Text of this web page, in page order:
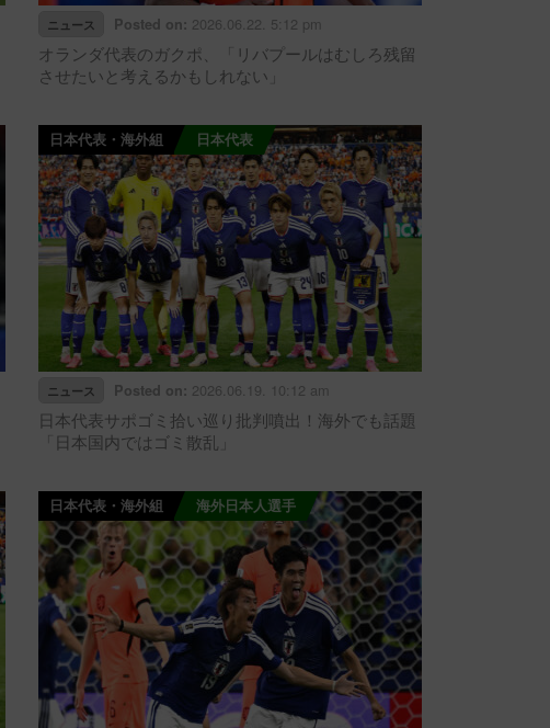
ニュース Posted on: 2026.06.22. 5:12 pm
オランダ代表のガクポ、「リバプールはむしろ残留
させたいと考えるかもしれない」
日本代表・海外組 日本代表
ニュース Posted on: 2026.06.19. 10:12 am
日本代表サポゴミ拾い巡り批判噴出！海外でも話題
「日本国内ではゴミ散乱」
日本代表・海外組 海外日本人選手